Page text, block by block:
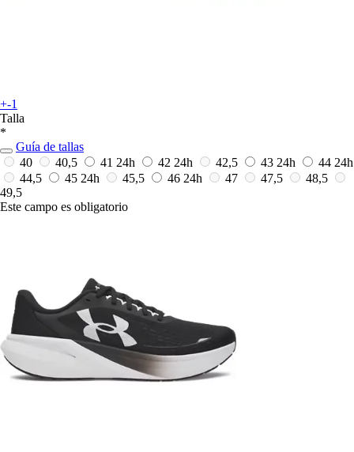
+-1
Talla
*
Guía de tallas
40
40,5 41 24h 42 24h 42,5 43 24h 44 24h
44,5
45 24h 45,5 46 24h 47 47,5
48,5
49,5
Este campo es obligatorio